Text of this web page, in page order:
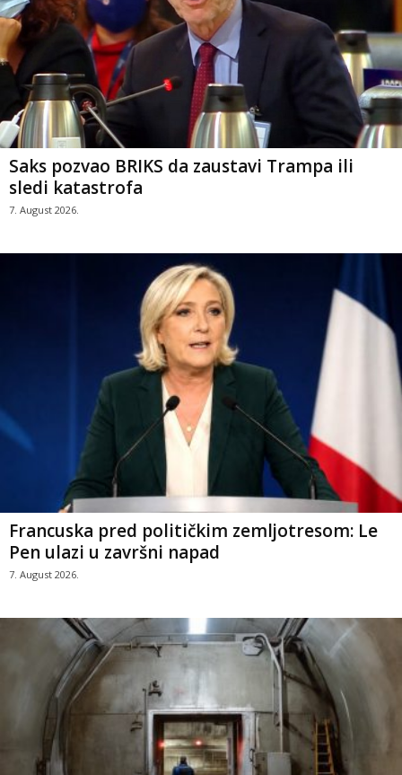
Saks pozvao BRIKS da zaustavi Trampa ili
sledi katastrofa
7. August 2026.
Francuska pred političkim zemljotresom: Le
Pen ulazi u završni napad
7. August 2026.